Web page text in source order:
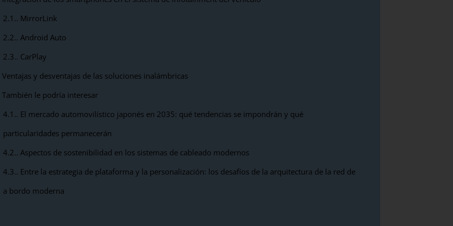
2.1. MirrorLink
2.2. Android Auto
2.3. CarPlay
Ventajas y desventajas de las soluciones inalámbricas
También le podría interesar
4.1. El mercado automovilístico japonés en 2035: qué tendencias se impondrán y qué
particularidades permanecerán
4.2. Aspectos de sostenibilidad en los sistemas de cableado modernos
4.3. Entre la estrategia de plataforma y la personalización: los desafíos de la arquitectura de la red de
a bordo moderna